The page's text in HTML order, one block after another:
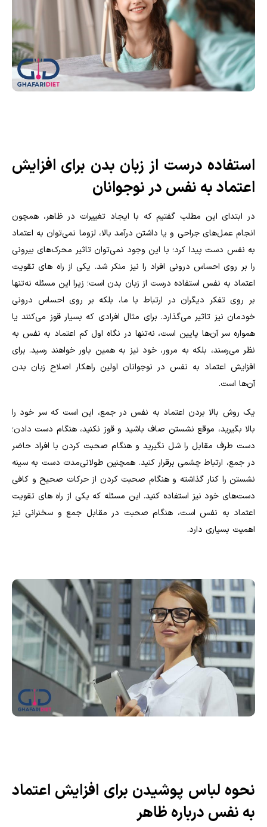
استفاده درست از زبان بدن برای افزایش
اعتماد به نفس در نوجوانان
در ابتدای این مطلب گفتیم که با ایجاد تغییرات در ظاهر، همچون
انجام عمل‌های جراحی و یا داشتن درآمد بالا، لزوما نمی‌توان به اعتماد
به نفس دست پیدا کرد؛ با این وجود نمی‌توان تاثیر محرک‌های بیرونی
را بر روی احساس درونی افراد را نیز منکر شد. یکی از راه های تقویت
اعتماد به نفس استفاده درست از زبان بدن است؛ زیرا این مسئله نه‌تنها
بر روی تفکر دیگران در ارتباط با ما، بلکه بر روی احساس درونی
خودمان نیز تاثیر می‌گذارد. برای مثال افرادی که بسیار قوز می‌کنند یا
همواره سر آن‌ها پایین است، نه‌تنها در نگاه اول کم اعتماد به نفس به
نظر می‌رسند، بلکه به مرور، خود نیز به همین باور خواهند رسید. برای
افزایش اعتماد به نفس در نوجوانان اولین راهکار اصلاح زبان بدن
آن‌ها است.
یک روش بالا بردن اعتماد به نفس در جمع، این است که سر خود را
بالا بگیرید، موقع نشستن صاف باشید و قوز نکنید، هنگام دست دادن؛
دست طرف مقابل را شل نگیرید و هنگام صحبت کردن با افراد حاضر
در جمع، ارتباط چشمی برقرار کنید. همچنین طولانی‌مدت دست به سینه
نشستن را کنار گذاشته و هنگام صحبت کردن از حرکات صحیح و کافی
دست‌های خود نیز استفاده کنید. این مسئله که یکی از راه‌ های تقویت
اعتماد به نفس است، هنگام صحبت در مقابل جمع و سخنرانی نیز
اهمیت بسیاری دارد.
نحوه لباس پوشیدن برای افزایش اعتماد
به نفس درباره ظاهر